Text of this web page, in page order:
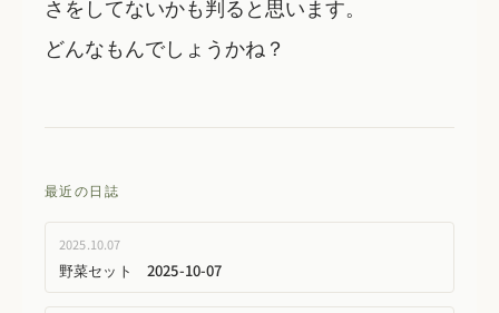
さをしてないかも判ると思います。
どんなもんでしょうかね？
最近の日誌
2025.10.07
野菜セット 2025-10-07